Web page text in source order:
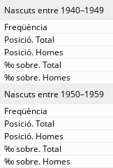
Nascuts entre 1940–1949
Nascuts entre 1950–1959